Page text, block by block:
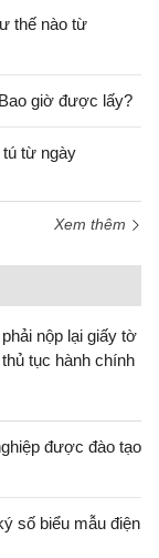
thế nào từ
giờ được lấy?
tú từ ngày
Xem thêm
nộp lại giấy tờ
tục hành chính
được đào tạo
số biểu mẫu điện